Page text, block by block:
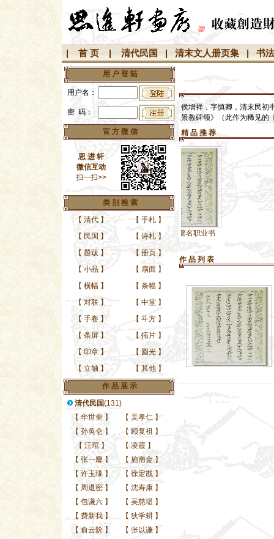
首 页 清代民国 清末文人册页集 书
用 户 登 陆
用户名：
密 码：
官 方 微 信
思 进 轩
微信互动
扫一扫>>
类 别 检 索
【 清代 】 【 手札 】
【 民国 】 【 诗札 】
【 题跋 】 【 册页 】
【 小品 】 【 扇面 】
【 横幅 】 【 条幅 】
【 对联 】 【 中堂 】
【 手卷 】 【 斗方 】
【 条屏 】 【 拓片 】
【 印章 】 【 圆光 】
【 立轴 】 【 其他 】
作 品 展 示
清代民国(131)
【 华世奎 】 【 吴孝仁 】
【 孙奂仑 】 【 顾复祖 】
【 汪琯 】 【 凌霞 】
【 张一麐 】 【 施南金 】
【 许玉瑑 】 【 徐定戡 】
【 周退密 】 【 沈寿康 】
【 包谦六 】 【 吴慈堪 】
【 费新我 】 【 狄学耕 】
【 俞云阶 】 【 张以谦 】
侯增祥，字慎卿，清末民初
景教碑颂》（此作为稀见的
精 品 推 荐
清代民国初著名职业书
作 品 列 表